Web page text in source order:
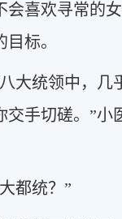
会喜欢寻常的
标。
大统领中，
交手切磋。”小
都统？”